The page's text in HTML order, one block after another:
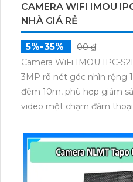
CAMERA WIFI IMOU
NHÀ GIÁ RẺ
5%-35%
00 ₫
Camera WiFi IMOU IPC-
3MP rõ nét góc nhìn rộng
đêm 10m, phù hợp giám
video một chạm đàm thoại
microSD tối đa 256GB
cho gia đình và văn phòng